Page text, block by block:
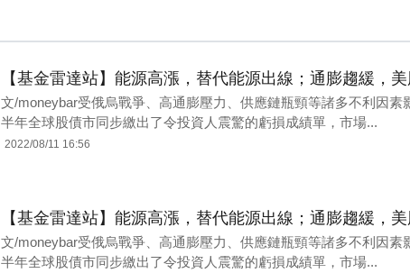
【基金雷達站】能源高漲，替代能源出線；通膨趨緩，
文/moneybar受俄烏戰爭、高通膨壓力、供應鏈瓶頸等諸多不利因素
半年全球股債市同步繳出了令投資人震驚的虧損成績單，市場...
2022/08/11 16:56
【基金雷達站】能源高漲，替代能源出線；通膨趨緩，
文/moneybar受俄烏戰爭、高通膨壓力、供應鏈瓶頸等諸多不利因素
半年全球股債市同步繳出了令投資人震驚的虧損成績單，市場...